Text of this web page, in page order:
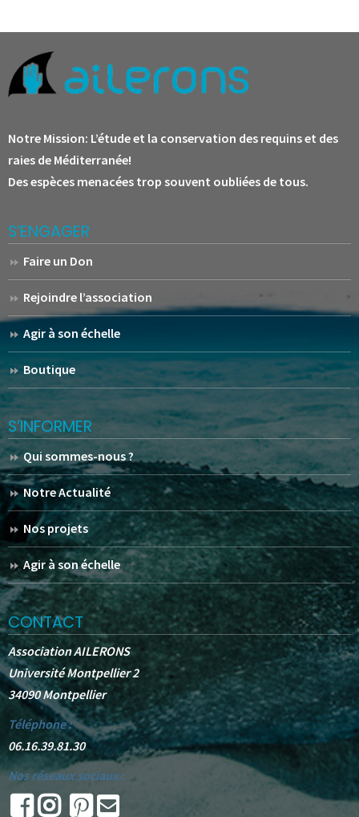
Notre Mission: L’étude et la conservation des requins et des
raies de Méditerranée!
Des espèces menacées trop souvent oubliées de tous.
S’ENGAGER
Faire un Don
Rejoindre l’association
Agir à son échelle
Boutique
S’INFORMER
Qui sommes-nous ?
Notre Actualité
Nos projets
Agir à son échelle
CONTACT
Association AILERONS
Université Montpellier 2
34090 Montpellier
Téléphone :
06.16.39.81.30
Nos réseaux sociaux :